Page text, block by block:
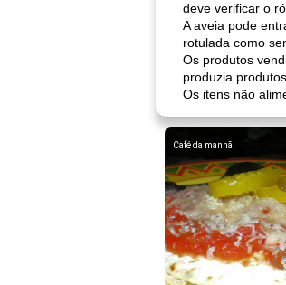
deve verificar o
A aveia pode
rotulada como
Os produtos
produzia
Os itens não
Café da manhã